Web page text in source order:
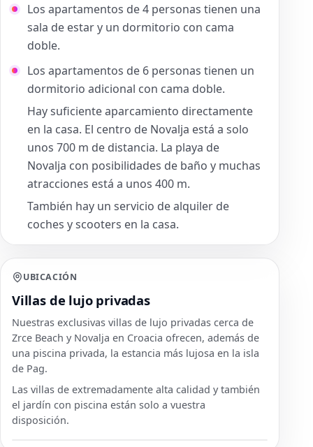
Los apartamentos de 4 personas tienen una
sala de estar y un dormitorio con cama
doble.
Los apartamentos de 6 personas tienen un
dormitorio adicional con cama doble.
Hay suficiente aparcamiento directamente
en la casa. El centro de Novalja está a solo
unos 700 m de distancia. La playa de
Novalja con posibilidades de baño y muchas
atracciones está a unos 400 m.
También hay un servicio de alquiler de
coches y scooters en la casa.
UBICACIÓN
Villas de lujo privadas
Nuestras exclusivas villas de lujo privadas cerca de
Zrce Beach y Novalja en Croacia ofrecen, además de
una piscina privada, la estancia más lujosa en la isla
de Pag.
Las villas de extremadamente alta calidad y también
el jardín con piscina están solo a vuestra
disposición.